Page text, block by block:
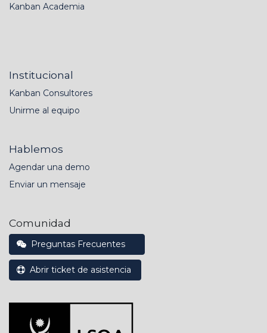
Kanban Academia
Institucional
Kanban Consultores
Unirme al equipo
Hablemos
Agendar una demo
Enviar un mensaje
Comunidad
Preguntas Frecuentes
Abrir ticket de asistencia